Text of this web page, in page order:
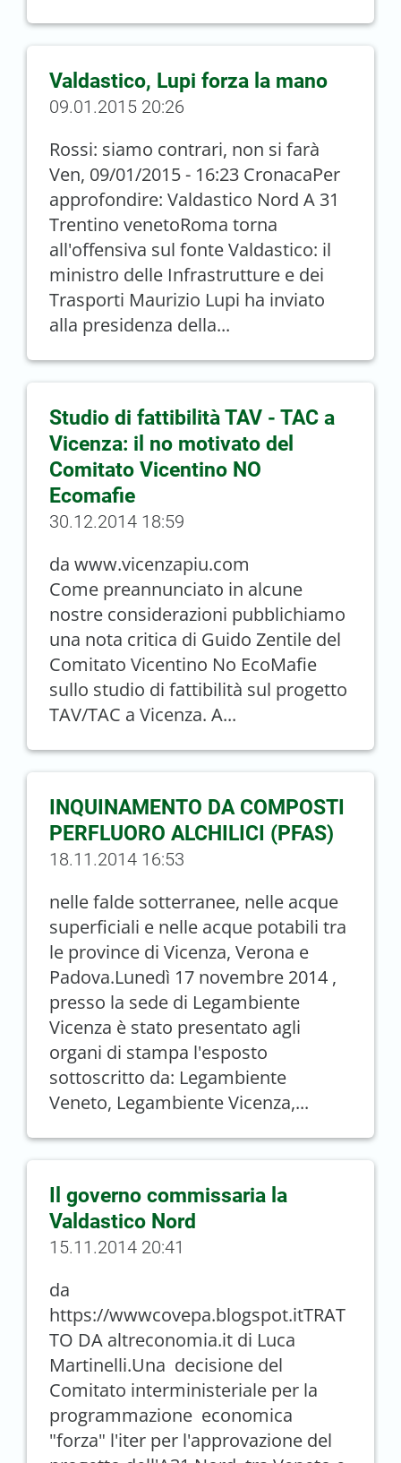
Valdastico, Lupi forza la mano
09.01.2015 20:26
Rossi: siamo contrari, non si farà
Ven, 09/01/2015 - 16:23 CronacaPer
approfondire: Valdastico Nord A 31
Trentino venetoRoma torna
all'offensiva sul fonte Valdastico: il
ministro delle Infrastrutture e dei
Trasporti Maurizio Lupi ha inviato
alla presidenza della...
Studio di fattibilità TAV - TAC a
Vicenza: il no motivato del
Comitato Vicentino NO
Ecomafie
30.12.2014 18:59
da www.vicenzapiu.com
Come preannunciato in alcune
nostre considerazioni pubblichiamo
una nota critica di Guido Zentile del
Comitato Vicentino No EcoMafie
sullo studio di fattibilità sul progetto
TAV/TAC a Vicenza. A...
INQUINAMENTO DA COMPOSTI
PERFLUORO ALCHILICI (PFAS)
18.11.2014 16:53
nelle falde sotterranee, nelle acque
superficiali e nelle acque potabili tra
le province di Vicenza, Verona e
Padova.Lunedì 17 novembre 2014 ,
presso la sede di Legambiente
Vicenza è stato presentato agli
organi di stampa l'esposto
sottoscritto da: Legambiente
Veneto, Legambiente Vicenza,...
Il governo commissaria la
Valdastico Nord
15.11.2014 20:41
da
https://wwwcovepa.blogspot.itTRAT
TO DA altreconomia.it di Luca
Martinelli.Una decisione del
Comitato interministeriale per la
programmazione economica
"forza" l'iter per l'approvazione del